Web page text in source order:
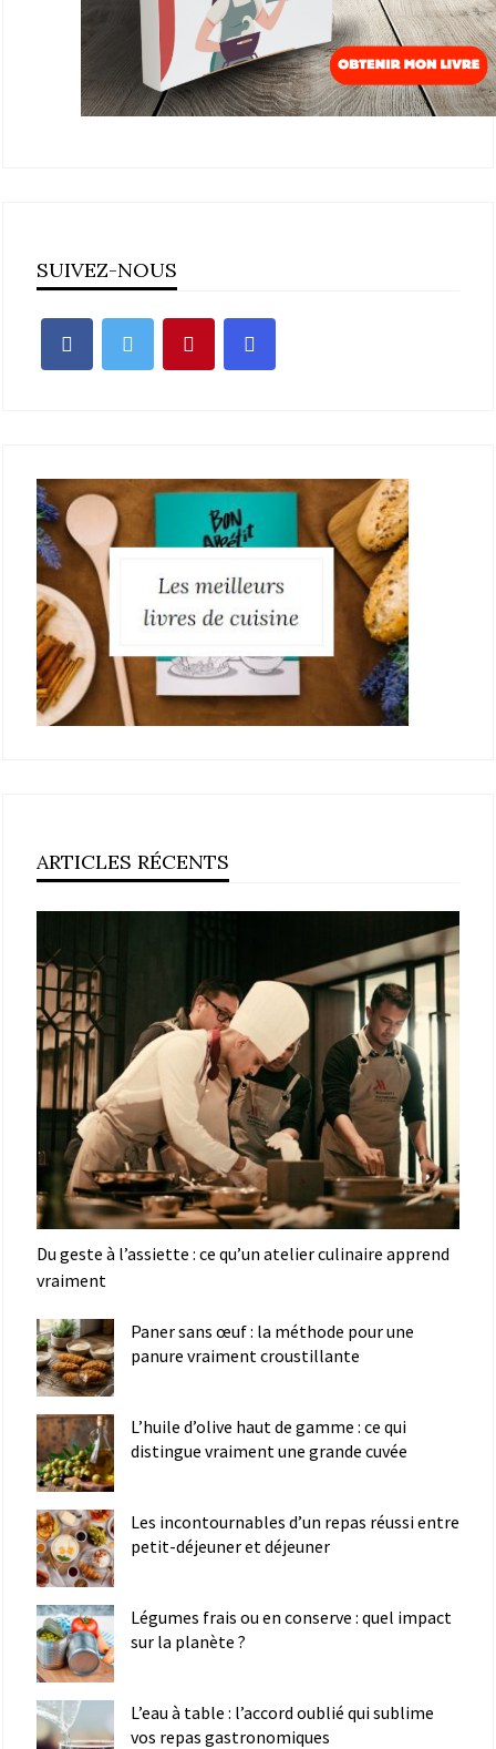
SUIVEZ-NOUS
ARTICLES RÉCENTS
Du geste à l’assiette : ce qu’un atelier culinaire apprend
vraiment
Paner sans œuf : la méthode pour une
panure vraiment croustillante
L’huile d’olive haut de gamme : ce qui
distingue vraiment une grande cuvée
Les incontournables d’un repas réussi entre
petit-déjeuner et déjeuner
Légumes frais ou en conserve : quel impact
sur la planète ?
L’eau à table : l’accord oublié qui sublime
vos repas gastronomiques